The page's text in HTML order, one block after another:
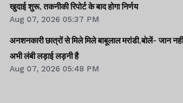
खुदाई शुरू, तकनीकी रिपोर्ट के बाद होगा निर्णय
Aug 07, 2026 05:37 PM
अनशनकारी छात्रों से मिले मिले बाबूलाल मरांडी,बोलें- जान
अभी लंबी लड़ाई लड़नी है
Aug 07, 2026 05:48 PM